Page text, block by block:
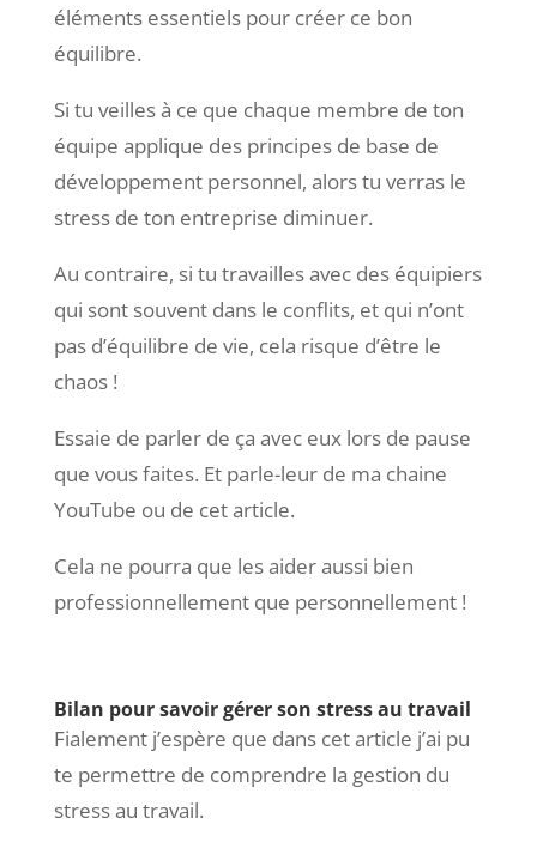
éléments essentiels pour créer ce bon
équilibre.
Si tu veilles à ce que chaque membre de ton
équipe applique des principes de base de
développement personnel, alors tu verras le
stress de ton entreprise diminuer.
Au contraire, si tu travailles avec des équipiers
qui sont souvent dans le conflits, et qui n’ont
pas d’équilibre de vie, cela risque d’être le
chaos !
Essaie de parler de ça avec eux lors de pause
que vous faites. Et parle-leur de ma chaine
YouTube ou de cet article.
Cela ne pourra que les aider aussi bien
professionnellement que personnellement !
Bilan pour savoir gérer son stress au travail
Fialement j’espère que dans cet article j’ai pu
te permettre de comprendre la gestion du
stress au travail.